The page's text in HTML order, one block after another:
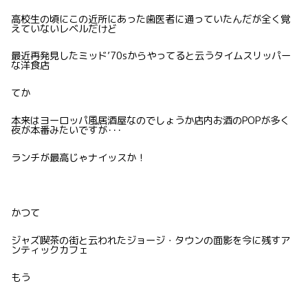
高校生の頃にこの近所にあった歯医者に通っていたんだが全く覚
えていないレベルだけど
最近再発見したミッド’70sからやってると云うタイムスリッパー
な洋食店
てか
本来はヨーロッパ風居酒屋なのでしょうか店内お酒のPOPが多く
夜が本番みたいですが･･･
ランチが最高じゃナイッスか！
かつて
ジャズ喫茶の街と云われたジョージ・タウンの面影を今に残すア
ンティックカフェ
もう